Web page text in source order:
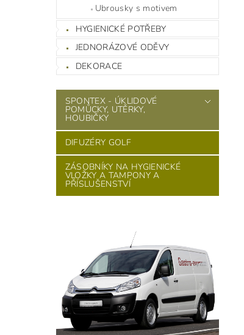
Ubrousky s motivem
HYGIENICKÉ POTŘEBY
JEDNORÁZOVÉ ODĚVY
DEKORACE
SPONTEX - ÚKLIDOVÉ
POMŮCKY, UTĚRKY,
HOUBIČKY
DIFUZÉRY GOLF
ZÁSOBNÍKY NA HYGIENICKÉ
VLOŽKY A TAMPONY A
PŘÍSLUŠENSTVÍ